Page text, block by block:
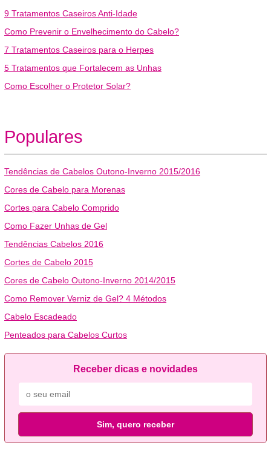
9 Tratamentos Caseiros Anti-Idade
Como Prevenir o Envelhecimento do Cabelo?
7 Tratamentos Caseiros para o Herpes
5 Tratamentos que Fortalecem as Unhas
Como Escolher o Protetor Solar?
Populares
Tendências de Cabelos Outono-Inverno 2015/2016
Cores de Cabelo para Morenas
Cortes para Cabelo Comprido
Como Fazer Unhas de Gel
Tendências Cabelos 2016
Cortes de Cabelo 2015
Cores de Cabelo Outono-Inverno 2014/2015
Como Remover Verniz de Gel? 4 Métodos
Cabelo Escadeado
Penteados para Cabelos Curtos
Receber dicas e novidades
Sim, quero receber